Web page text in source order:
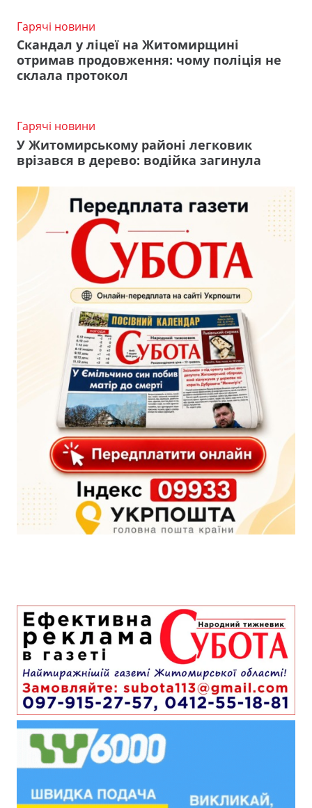
Гарячі новини
Скандал у ліцеї на Житомирщині
отримав продовження: чому поліція не
склала протокол
Гарячі новини
У Житомирському районі легковик
врізався в дерево: водійка загинула